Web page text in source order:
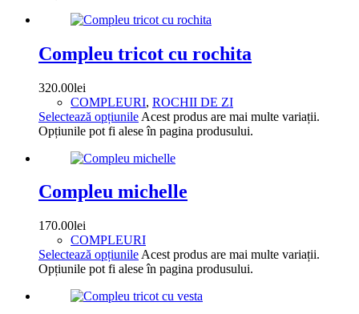
Compleu tricot cu rochita
320.00lei
COMPLEURI, ROCHII DE ZI
Selectează opțiunile Acest produs are mai multe variații.
Opțiunile pot fi alese în pagina produsului.
Compleu michelle
170.00lei
COMPLEURI
Selectează opțiunile Acest produs are mai multe variații.
Opțiunile pot fi alese în pagina produsului.